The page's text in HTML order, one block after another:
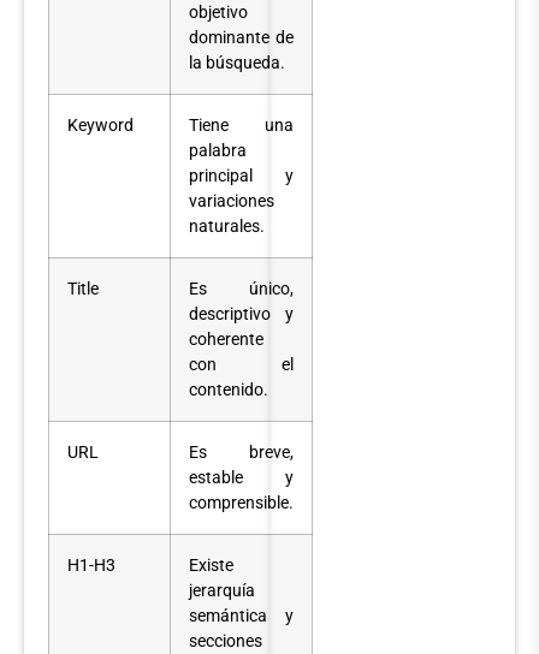
objetivo
dominante de
la búsqueda.
Keyword
Tiene una
palabra
principal y
variaciones
naturales.
Title
Es único,
descriptivo y
coherente
con el
contenido.
URL
Es breve,
estable y
comprensible.
H1-H3
Existe
jerarquía
semántica y
secciones